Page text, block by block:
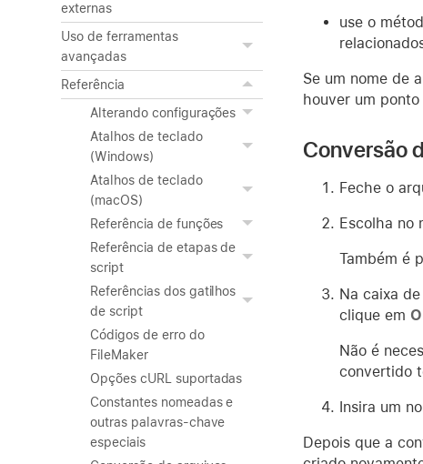
externas
Uso de ferramentas
avançadas
Referência
Alterando configurações
Atalhos de teclado
(Windows)
Atalhos de teclado
(macOS)
Referência de funções
Referência de etapas de
script
Referências dos gatilhos
de script
Códigos de erro do
FileMaker
Opções cURL suportadas
Constantes nomeadas e
outras palavras-chave
especiais
use o
Se um nome de
houver um
Conversão
Feche o
Escolha no
Também é
Na caixa
clique em
Não é
convertido
Insira um
Depois que a